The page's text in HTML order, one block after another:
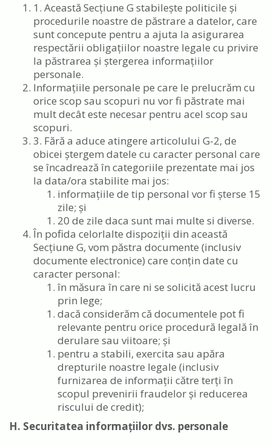
1. Această Secțiune G stabilește politicile și
procedurile noastre de păstrare a datelor, care
sunt concepute pentru a ajuta la asigurarea
respectării obligațiilor noastre legale cu privire
la păstrarea și ștergerea informațiilor
personale.
Informațiile personale pe care le prelucrăm cu
orice scop sau scopuri nu vor fi păstrate mai
mult decât este necesar pentru acel scop sau
scopuri.
3. Fără a aduce atingere articolului G-2, de
obicei ștergem datele cu caracter personal care
se încadrează în categoriile prezentate mai jos
la data/ora stabilite mai jos:
informațiile de tip personal vor fi șterse 15
zile; și
20 de zile daca sunt mai multe si diverse.
În pofida celorlalte dispoziții din această
Secțiune G, vom păstra documente (inclusiv
documente electronice) care conțin date cu
caracter personal:
în măsura în care ni se solicită acest lucru
prin lege;
dacă considerăm că documentele pot fi
relevante pentru orice procedură legală în
derulare sau viitoare; și
pentru a stabili, exercita sau apăra
drepturile noastre legale (inclusiv
furnizarea de informații către terți în
scopul prevenirii fraudelor și reducerea
riscului de credit);
H. Securitatea informațiilor dvs. personale